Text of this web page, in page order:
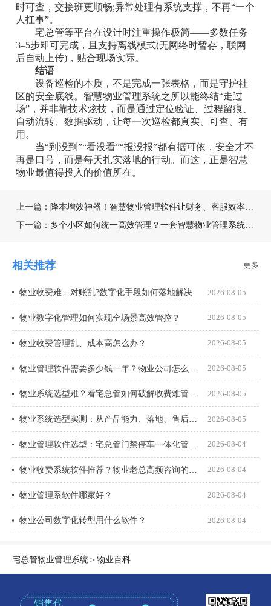
时可查，交接班更顺畅;异常处理有系统支撑，不再“一个
人扛事”。
宅总管等平台在设计时注重操作极简——多数任务
3–5步即可完成，且支持离线模式(无网络时暂存，联网
后自动上传)，贴合现场实际。
结语
设备巡检的本质，不是完成一张表格，而是守护社
区的安全底线。智慧物业管理系统之所以能终结“走过
场”，并非靠技术炫技，而是通过定位验证、过程留痕、
自动流转、数据驱动，让每一次巡检都真实、可查、有
用。
当“到没到”“看没看”“报没报”都有据可依，安全才不
再是口号，而是每天扎实落地的行动。而这，正是智慧
物业最值得投入的价值所在。
上一篇： 降本增效神器！智慧物业管理软件让财务、客服效率翻倍的秘诀
下一篇： 多个小区如何统一高效管理？一套智慧物业管理系统全搞定，操作简单易上手
相关推荐 更多
物业收费难、对账乱?数字化手段如何落地解决 2026-08-05
物业数字化管理如何实现全场景高效管控？ 2026-08-05
物业收费管理乱、成本高怎么办？ 2026-08-05
2026-08-05
物业系统选型难？看宅总管如何破解收费难管理乱 2026-08-05
2026-08-05
2026-08-04
2026-08-04
物业管理系软件哪家好？ 2026-08-04
物业公司数字化转型用什么软件？ 2026-08-04
宅总管物业管理系统＞物业百科
销售代